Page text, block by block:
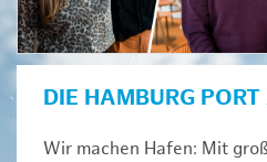
DIE HAMBURG
Wir machen Hafen: Mit